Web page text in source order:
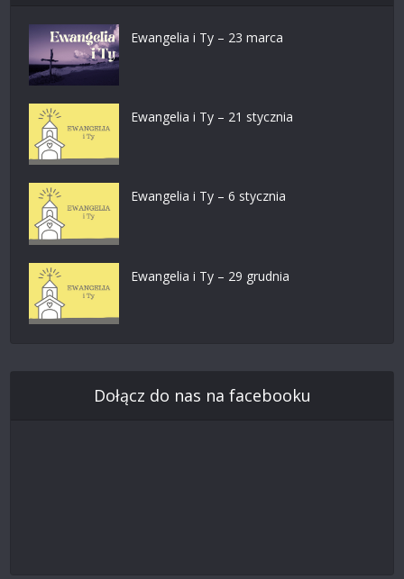
Ewangelia i Ty – 23 marca
Ewangelia i Ty – 21 stycznia
Ewangelia i Ty – 6 stycznia
Ewangelia i Ty – 29 grudnia
Dołącz do nas na facebooku